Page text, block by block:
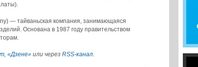
— тайваньская компания, занимающаяся
Основана в 1987 году правительством
, «Дзене» или через RSS-канал.